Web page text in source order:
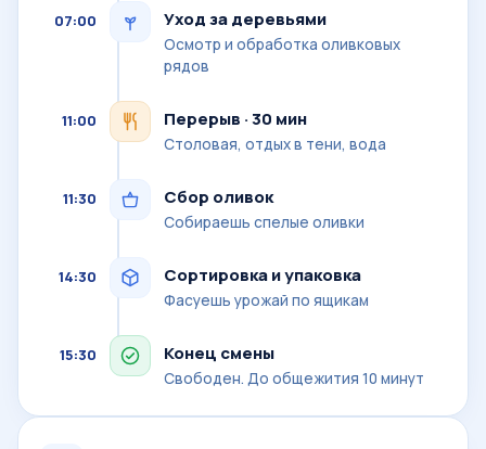
07:00 Уход за деревьями
Осмотр и обработка оливковых
рядов
11:00 Перерыв · 30 мин
Столовая, отдых в тени, вода
11:30 Сбор оливок
Собираешь спелые оливки
14:30 Сортировка и упаковка
Фасуешь урожай по ящикам
15:30 Конец смены
Свободен. До общежития 10 минут